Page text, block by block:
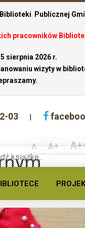
Publicznej
pracowników
sierpnia 2026 r.
wizyty w
03
A A+